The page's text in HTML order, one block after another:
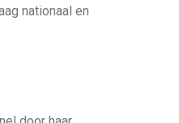
nationaal en